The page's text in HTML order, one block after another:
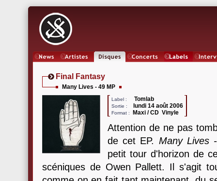
Final Fantasy
Many Lives - 49 MP
Label : Tomlab
Sortie : lundi 14 août 2006
Format : Maxi / CD Vinyle
Attention de ne pas
de cet EP. Many Lives
petit tour d'horizon de
scéniques de Owen Pallett. Il s'agit